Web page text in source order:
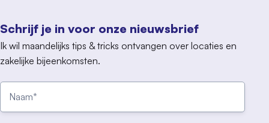
Schrijf je in voor onze nieuwsbrief
Ik wil maandelijks tips & tricks ontvangen over locaties en
zakelijke bijeenkomsten.